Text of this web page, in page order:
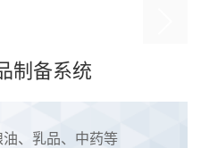
制备系统
、乳品、中药等